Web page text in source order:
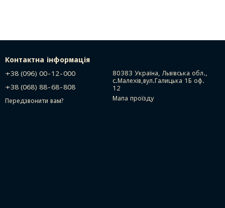
Контактна інформація
+38 (096) 00-12-000
+38 (068) 88-68-808
Передзвонити вам?
80383 Україна, Львівська обл.,
с.Малехів,вул.Галицька 1Б оф.
12
Мапа проїзду